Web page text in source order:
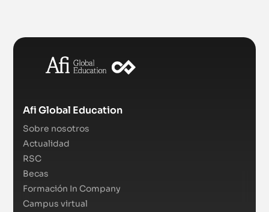
Afi Global Education
Sobre nosotros
Actualidad
RSC
Becas
Formación In Company
Campus virtual